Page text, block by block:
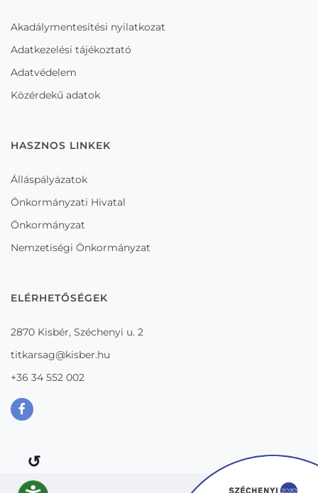
↺
Akadálymentesítési nyilatkozat
Adatkezelési tájékoztató
Adatvédelem
Közérdekű adatok
HASZNOS LINKEK
Álláspályázatok
Önkormányzati Hivatal
Önkormányzat
Nemzetiségi Önkormányzat
ELÉRHETŐSÉGEK
2870 Kisbér, Széchenyi u. 2
titkarsag@kisber.hu
+36 34 552 002